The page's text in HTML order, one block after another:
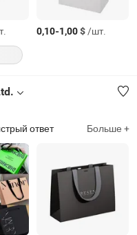
0,10-1,00$/шт.
ответ Больше +